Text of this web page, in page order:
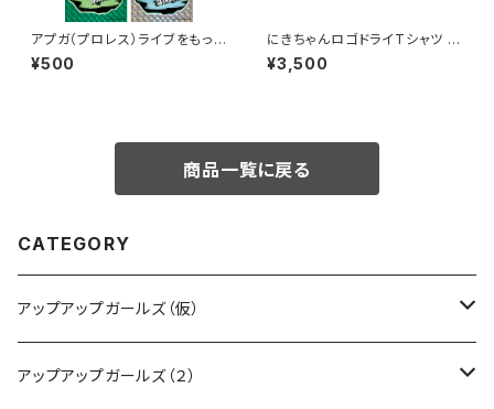
アプガ（プロレス）ライブをもっと
ラビュモット! メインビジュアルイ
ラストホログラムステッカー
¥500
にきちゃんロゴドライTシャツ う
さぎさんver.
¥3,500
商品一覧に戻る
CATEGORY
アップアップガールズ（仮）
CD・DVD・Blu-ray
アップアップガールズ（２）